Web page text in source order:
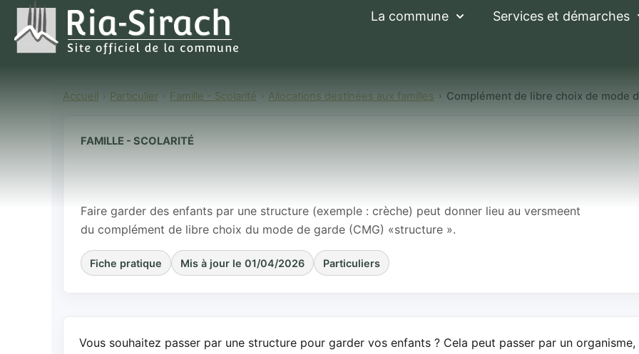
La commune Services et démarches
Accueil Particulier Famille - Scolarité Allocations destinées aux familles Complément de libre choix de mode
FAMILLE - SCOLARITÉ
Complément de libre choix de
(CMG) : structure
Faire garder des enfants par une structure (exemple : crèche) peut donner lieu au versmeent
du complément de libre choix du mode de garde (CMG) «structure ».
Fiche pratique Mis à jour le 01/04/2026 Particuliers
Vous souhaitez passer par une structure pour garder vos enfants ? Cela peut passer par un organisme,